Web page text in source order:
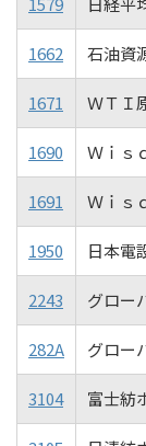
1662 石油資
1671 ＷＴＩ
1690 Ｗｉｓ
1691 Ｗｉｓ
1950 日本電
2243 グロ
282A グロー
3104 富士紡